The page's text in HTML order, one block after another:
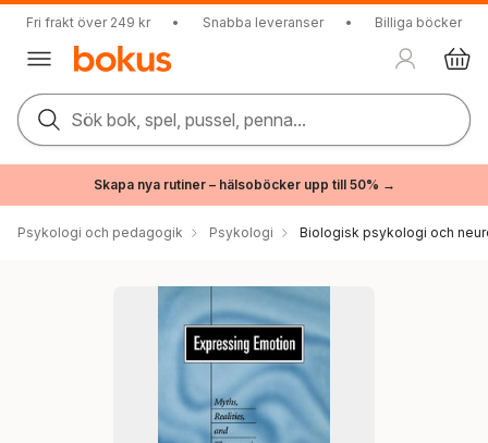
Fri frakt över 249 kr • Snabba leveranser • Billiga böcker
Sök bok, spel, pussel, penna...
Skapa nya rutiner – hälsoböcker upp till 50% →
Psykologi och pedagogik Psykologi Biologisk psykologi och